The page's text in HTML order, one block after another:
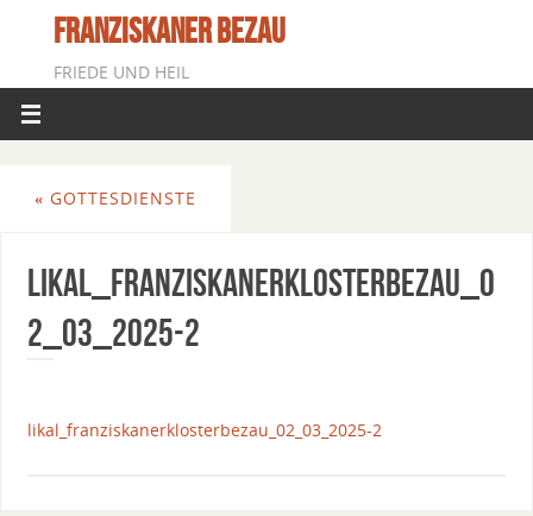
FRANZISKANER BEZAU
FRIEDE UND HEIL
« GOTTESDIENSTE
Likal_FranziskanerklosterBezau_0
2_03_2025-2
likal_franziskanerklosterbezau_02_03_2025-2